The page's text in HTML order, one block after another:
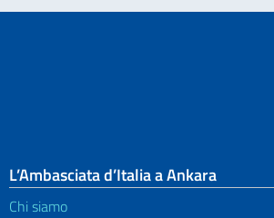
L’Ambasciata d’Italia a Ankara
Chi siamo